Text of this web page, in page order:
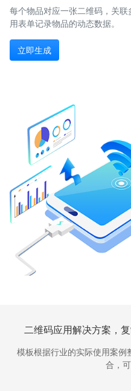
每个物品对应一张二维码，关联
用表单记录物品的动态数据。
立即生成
二维码应用解决方案，
模板根据行业的实际使用案例
合，